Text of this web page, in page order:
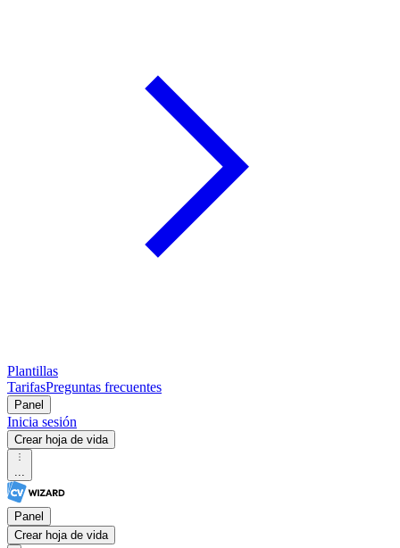
Plantillas
TarifasPreguntas frecuentes
Panel
Inicia sesión
Crear hoja de vida
...
Panel
Crear hoja de vida